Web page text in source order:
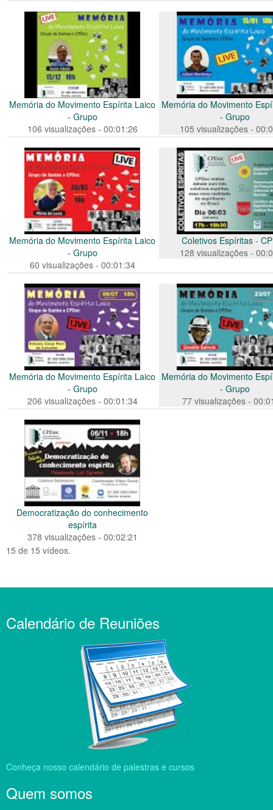
Memória do Movimento Espírita Laico
- Grupo
106 visualizações - 00:01:26
Memória do Movimento
- Grupo
105 visualizações -
Memória do Movimento Espírita Laico
- Grupo
60 visualizações - 00:01:34
Coletivos Espíritas -
128 visualizações -
Memória do Movimento Espírita Laico
- Grupo
206 visualizações - 00:01:34
Memória do Movimento
- Grupo
77 visualizações -
Democratização do conhecimento
espírita
378 visualizações - 00:02:21
15 de 15 vídeos.
Calendário de Reuniões
Conheça nosso calendário de palestras e cursos
Quem somos